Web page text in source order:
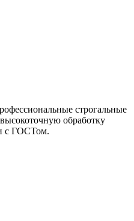
строгальные
обработку
с ГОСТом.